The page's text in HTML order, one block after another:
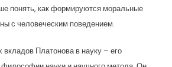
понять, как формируются моральные
с человеческим поведением.
Платонова в науку – его